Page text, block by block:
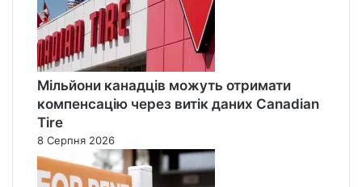
Мільйони канадців можуть отримати
компенсацію через витік даних Canadian
Tire
8 Серпня 2026